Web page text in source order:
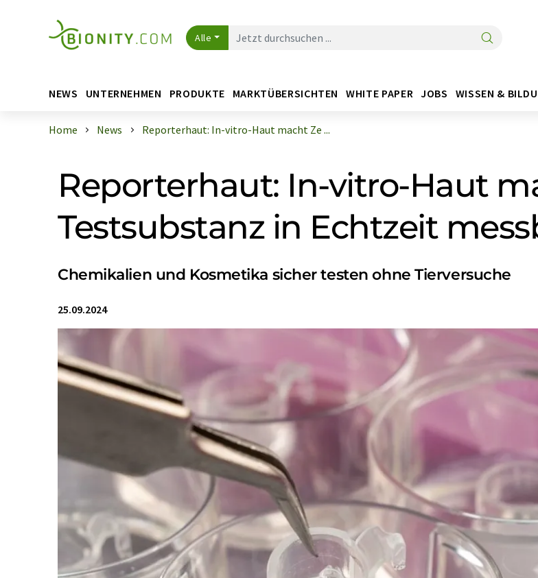
Alle
NEWS UNTERNEHMEN PRODUKTE MARKTÜBERSICHTEN WHITE PAPER JOBS WISSEN &
Home News Reporterhaut: In-vitro-Haut macht Ze ...
Reporterhaut: In-vitro-Haut
Testsubstanz in Echtzeit
Chemikalien und Kosmetika sicher testen ohne Tierversuche
25.09.2024